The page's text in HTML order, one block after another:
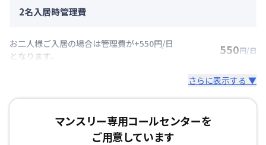
2名入居時管理費
お二人様ご入居の場合は管理費が+550円/日
となります。
550円/日
さらに表示する ▼
マンスリー専用コールセンターを
ご用意しています